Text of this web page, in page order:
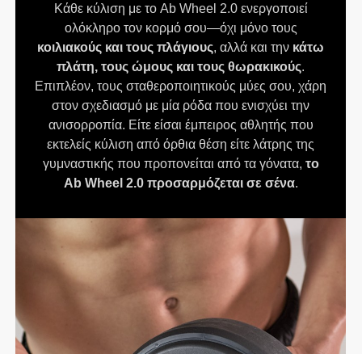
Κάθε κύλιση με το Ab Wheel 2.0 ενεργοποιεί
ολόκληρο τον κορμό σου—όχι μόνο τους
κοιλιακούς και τους πλάγιους, αλλά και την κάτω
πλάτη, τους ώμους και τους θωρακικούς.
Επιπλέον, τους σταθεροποιητικούς μύες σου, χάρη
στον σχεδιασμό με μία ρόδα που ενισχύει την
ανισορροπία. Είτε είσαι έμπειρος αθλητής που
εκτελείς κύλιση από όρθια θέση είτε λάτρης της
γυμναστικής που προπονείται από τα γόνατα, το
Ab Wheel 2.0 προσαρμόζεται σε σένα.